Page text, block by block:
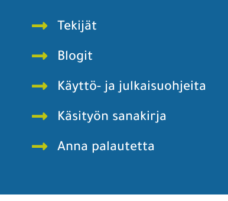
Tekijät
Blogit
Käyttö- ja julkaisuohjeita
Käsityön sanakirja
Anna palautetta